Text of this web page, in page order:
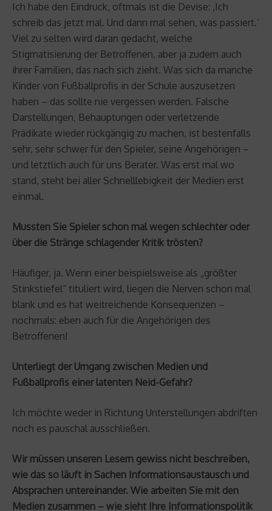
Ich habe den Eindruck, oftmals ist die Devise: ‚Ich
schreib das jetzt mal. Und dann mal sehen, was passiert.’
Viel zu selten wird daran gedacht, welche
Stigmatisierung der Betroffenen, aber ja zudem auch
ihrer Familien, das nach sich zieht. Was sich da manche
Kinder von Fußballprofis in der Schule auszusetzen
haben – das sollte nie vergessen werden. Falsche
Darstellungen, Behauptungen oder verletzende
Prädikate wieder rückgängig zu machen, ist bestenfalls
sehr, sehr schwer für den Spieler, seine Angehörigen –
und letztlich auch für uns Berater. Was erst mal wo
stand, steht bei aller Schnelllebigkeit der Medien erst
einmal.
Mussten Sie Spieler schon mal wegen schlechter oder
über die Stränge schlagender Kritik trösten?
Häufiger, ja. Wenn einer beispielsweise als „größter
Stinkstiefel“ tituliert wird, liegen die Nerven schon mal
blank und es hat weitreichende Konsequenzen –
nochmals: eben auch für die Angehörigen des
Betroffenen!
Unterliegt der Umgang zwischen Medien und
Fußballprofis einer latenten Neid-Gefahr?
Ich möchte weder in Richtung Unterstellungen abdriften
noch es pauschal ausschließen.
Wir müssen unseren Lesern gewiss nicht beschreiben,
wie das so läuft in Sachen Informationsaustausch und
Absprachen untereinander. Wie arbeiten Sie mit den
Medien zusammen – wie sieht Ihre Informationspolitik